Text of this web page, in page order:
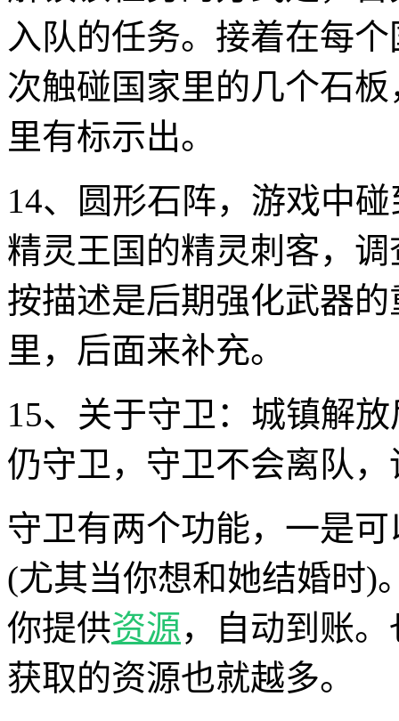
入队的任务。接着在每
次触碰国家里的几个石
里有标示出。
14、圆形石阵，游戏中
精灵王国的精灵刺客，
按描述是后期强化武器
里，后面来补充。
15、关于守卫：城镇解
仍守卫，守卫不会离队
守卫有两个功能，一是
(尤其当你想和她结婚时)
你提供资源，自动到账
获取的资源也就越多。